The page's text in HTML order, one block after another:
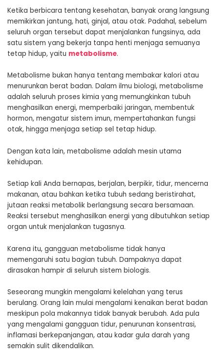
Ketika berbicara tentang kesehatan, banyak orang langsung
memikirkan jantung, hati, ginjal, atau otak. Padahal, sebelum
seluruh organ tersebut dapat menjalankan fungsinya, ada
satu sistem yang bekerja tanpa henti menjaga semuanya
tetap hidup, yaitu metabolisme.
Metabolisme bukan hanya tentang membakar kalori atau
menurunkan berat badan. Dalam ilmu biologi, metabolisme
adalah seluruh proses kimia yang memungkinkan tubuh
menghasilkan energi, memperbaiki jaringan, membentuk
hormon, mengatur sistem imun, mempertahankan fungsi
otak, hingga menjaga setiap sel tetap hidup.
Dengan kata lain, metabolisme adalah mesin utama
kehidupan.
Setiap kali Anda bernapas, berjalan, berpikir, tidur, mencerna
makanan, atau bahkan ketika tubuh sedang beristirahat,
jutaan reaksi metabolik berlangsung secara bersamaan.
Reaksi tersebut menghasilkan energi yang dibutuhkan setiap
organ untuk menjalankan tugasnya.
Karena itu, gangguan metabolisme tidak hanya
memengaruhi satu bagian tubuh. Dampaknya dapat
dirasakan hampir di seluruh sistem biologis.
Seseorang mungkin mengalami kelelahan yang terus
berulang. Orang lain mulai mengalami kenaikan berat badan
meskipun pola makannya tidak banyak berubah. Ada pula
yang mengalami gangguan tidur, penurunan konsentrasi,
inflamasi berkepanjangan, atau kadar gula darah yang
semakin sulit dikendalikan.